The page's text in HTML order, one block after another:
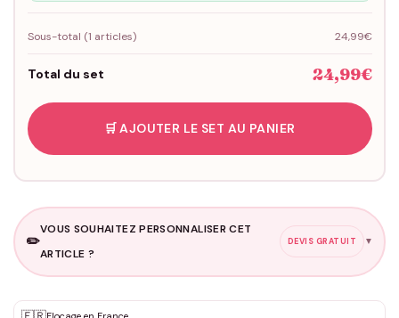
Sous-total (1 articles) 24,99€
Total du set 24,99€
🛒 AJOUTER LE SET AU PANIER
✏️
VOUS SOUHAITEZ PERSONNALISER CET
ARTICLE ?
DEVIS GRATUIT ▼
Personnalisation sur mesure